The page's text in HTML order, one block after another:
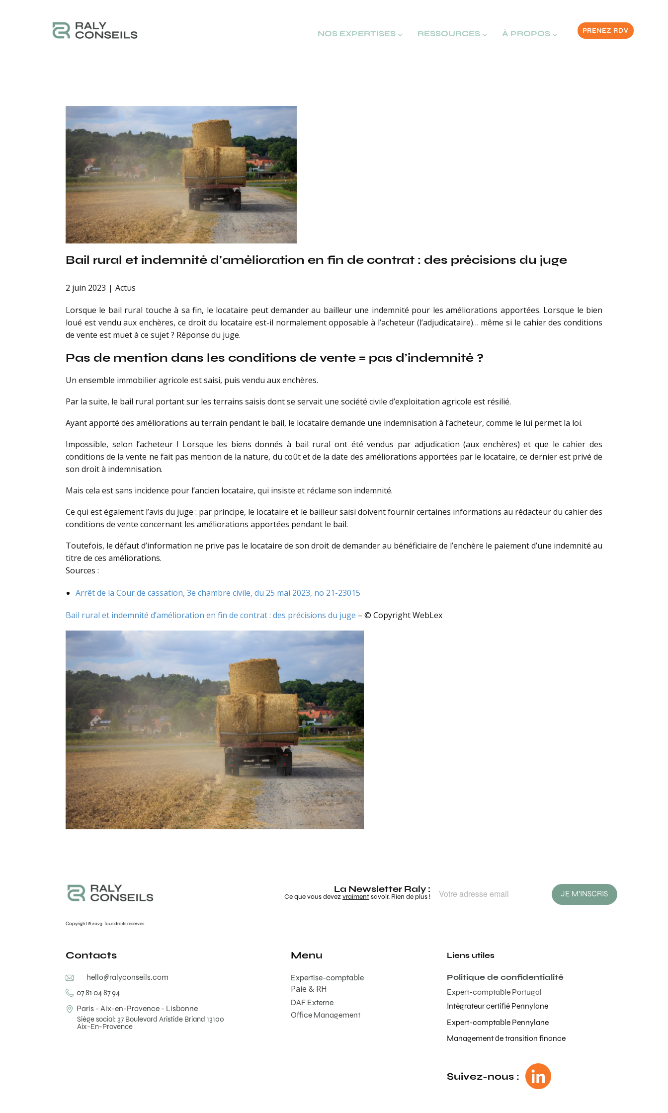
PRENEZ RDV
NOS EXPERTISES ⌵ RESSOURCES ⌵ À PROPOS ⌵
Bail rural et indemnité d’amélioration en fin de contrat : des précisions du juge
2 juin 2023 Actus
Lorsque le bail rural touche à sa fin, le locataire peut demander au bailleur une indemnité pour les améliorations apportées. Lorsque le bien
loué est vendu aux enchères, ce droit du locataire est-il normalement opposable à l’acheteur (l’adjudicataire)… même si le cahier des conditions
de vente est muet à ce sujet ? Réponse du juge.
Pas de mention dans les conditions de vente = pas d’indemnité ?
Un ensemble immobilier agricole est saisi, puis vendu aux enchères.
Par la suite, le bail rural portant sur les terrains saisis dont se servait une société civile d’exploitation agricole est résilié.
Ayant apporté des améliorations au terrain pendant le bail, le locataire demande une indemnisation à l’acheteur, comme le lui permet la loi.
Impossible, selon l’acheteur ! Lorsque les biens donnés à bail rural ont été vendus par adjudication (aux enchères) et que le cahier des
conditions de la vente ne fait pas mention de la nature, du coût et de la date des améliorations apportées par le locataire, ce dernier est privé de
son droit à indemnisation.
Mais cela est sans incidence pour l’ancien locataire, qui insiste et réclame son indemnité.
Ce qui est également l’avis du juge : par principe, le locataire et le bailleur saisi doivent fournir certaines informations au rédacteur du cahier des
conditions de vente concernant les améliorations apportées pendant le bail.
Toutefois, le défaut d’information ne prive pas le locataire de son droit de demander au bénéficiaire de l’enchère le paiement d’une indemnité au
titre de ces améliorations.
Sources :
Arrêt de la Cour de cassation, 3e chambre civile, du 25 mai 2023, no 21-23015
Bail rural et indemnité d’amélioration en fin de contrat : des précisions du juge – © Copyright WebLex
La Newsletter Raly :
Ce que vous devezvraimentsavoir. Rien de plus ! JE M'INSCRIS
Copyright © 2023. Tous droits réservés.
Contacts
hello@ralyconseils.com
07 81 04 87 94
Paris - Aix-en-Provence - Lisbonne
Siège social: 37 Boulevard Aristide Briand 13100
Aix-En-Provence
Menu
Expertise-comptable
DAF Externe
Office Management
Paie & RH
Liens utiles
Politique de confidentialité
Expert-comptable Portugal
Intégrateur certifié Pennylane
Expert-comptable Pennylane
Management de transition finance
Suivez-nous :